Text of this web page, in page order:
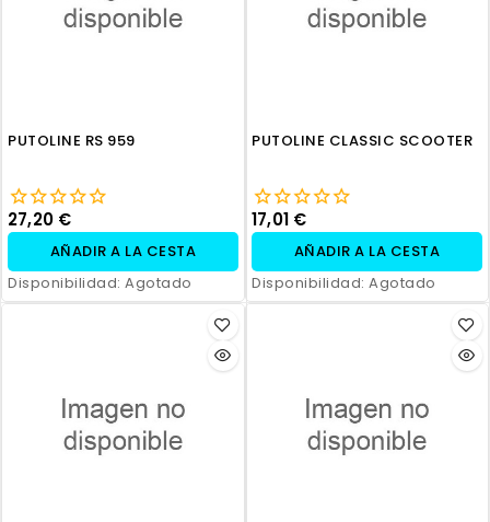
PUTOLINE RS 959
27,20 €
AÑADIR A LA CESTA
Disponibilidad: Agotado
PUTOLINE CLASSIC SCOOTER
17,01 €
AÑADIR A LA CESTA
Disponibilidad: Agotado